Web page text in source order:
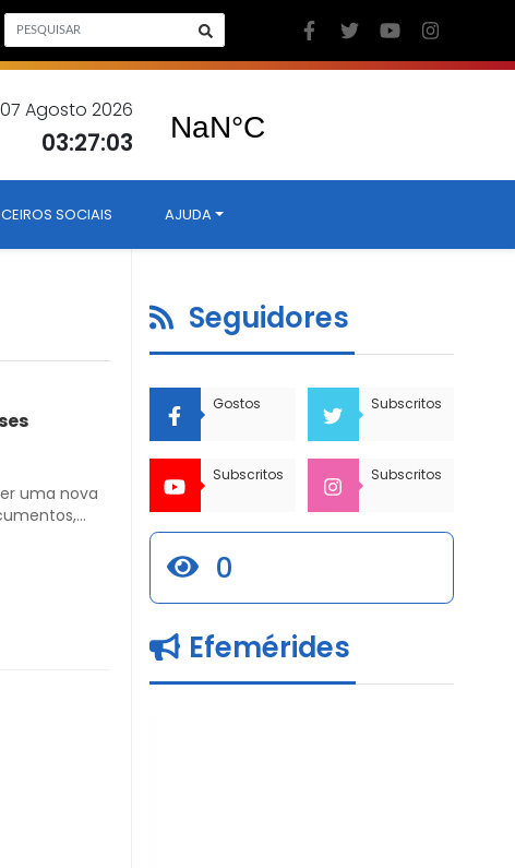
Agosto 2026
03:27:03
SOCIAIS AJUDA
uma nova
a
Seguidores
Gostos Subscritos
Subscritos Subscritos
0
Efemérides